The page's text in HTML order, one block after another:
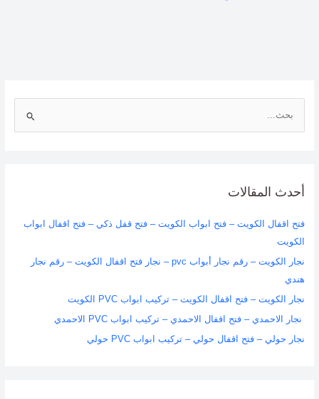
ل
ث
ن
:
أحدث المقالات
فتح اقفال الكويت – فتح ابواب الكويت – فتح قفل ذكي – فتح اقفال ابواب
الكويت
نجار الكويت – رقم نجار أبواب pvc – نجار فتح اقفال الكويت – رقم نجار
هندي
نجار الكويت – فتح اقفال الكويت – تركيب ابواب PVC الكويت
نجار الاحمدي – فتح اقفال الاحمدي – تركيب ابواب PVC الاحمدي
نجار حولي – فتح اقفال حولي – تركيب ابواب PVC حولي